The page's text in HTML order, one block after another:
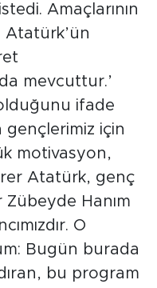
Amaçlarının
Atatürk’ün
mevcuttur.’
ifade
gençlerimiz için
motivasyon,
Atatürk, genç
Zübeyde Hanım
O
Bugün burada
bu program